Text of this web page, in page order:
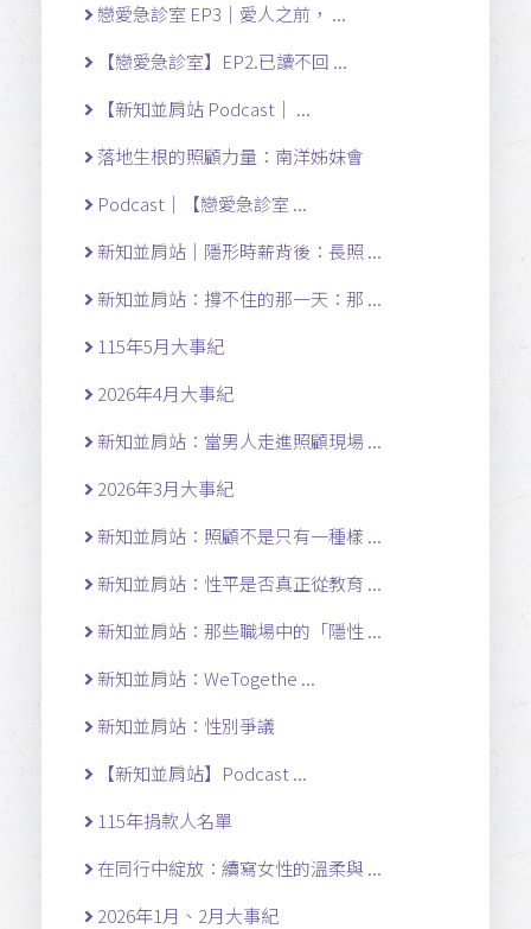
戀愛急診室 EP3｜愛人之前， ...
【戀愛急診室】EP2.已讀不回 ...
【新知並肩站 Podcast｜ ...
落地生根的照顧力量：南洋姊妹會
Podcast｜【戀愛急診室 ...
新知並肩站｜隱形時薪背後：長照 ...
新知並肩站：撐不住的那一天：那 ...
115年5月大事紀
2026年4月大事紀
新知並肩站：當男人走進照顧現場 ...
2026年3月大事紀
新知並肩站：照顧不是只有一種樣 ...
新知並肩站：性平是否真正從教育 ...
新知並肩站：那些職場中的「隱性 ...
新知並肩站：WeTogethe ...
新知並肩站：性別爭議
【新知並肩站】Podcast ...
115年捐款人名單
在同行中綻放：續寫女性的溫柔與 ...
2026年1月、2月大事紀